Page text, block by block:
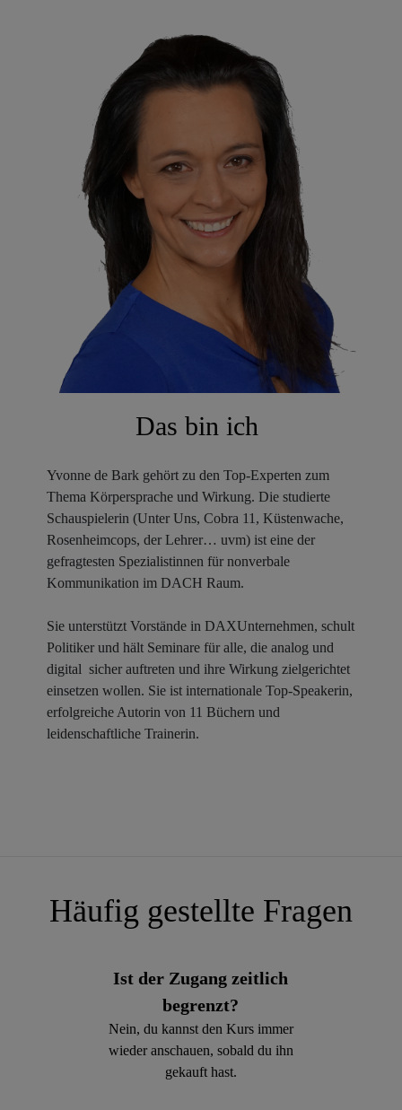
Das bin ich
Yvonne de Bark gehört zu den Top-Experten zum
Thema Körpersprache und Wirkung. Die studierte
Schauspielerin (Unter Uns, Cobra 11, Küstenwache,
Rosenheimcops, der Lehrer… uvm) ist eine der
gefragtesten Spezialistinnen für nonverbale
Kommunikation im DACH Raum.
Sie unterstützt Vorstände in DAXUnternehmen, schult
Politiker und hält Seminare für alle, die analog und
digital sicher auftreten und ihre Wirkung zielgerichtet
einsetzen wollen. Sie ist internationale Top-Speakerin,
erfolgreiche Autorin von 11 Büchern und
leidenschaftliche Trainerin.
Häufig gestellte Fragen
Ist der Zugang zeitlich
begrenzt?
Nein, du kannst den Kurs immer
wieder anschauen, sobald du ihn
gekauft hast.